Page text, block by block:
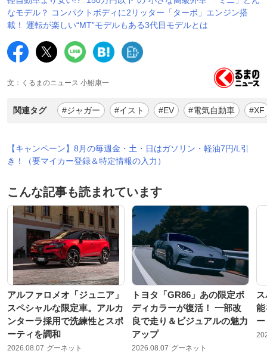
なモデル？ コンパクトボディに2リッター「ターボ」エンジン搭
載！ 運転が楽しい“MT”モデルもある3代目モデルとは
文：くるまのニュース 小鮒康一
関連タグ #ジャガー #イスト #EV #電気自動車 #XF
【キャンペーン】8月の毎週金・土・日はガソリン・軽油7円/L引
き！（要マイカー登録＆特定情報の入力）
こんな記事も読まれています
アルファロメオ「ジュニア」
スペシャルな限定車。アルカ
ンターラ採用で洗練性とスポ
ーティを調和
2026.08.07 グーネット
トヨタ「GR86」あの限定ボ
ディカラーが復活！ 一部改
良で走り＆ビジュアルの魅力
アップ
2026.08.07 グーネット
能